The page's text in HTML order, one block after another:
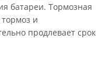
батареи. Тормозная
и
продлевает срок